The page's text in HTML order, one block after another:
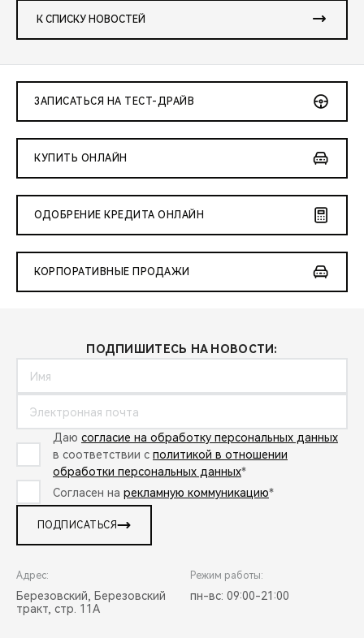
К СПИСКУ НОВОСТЕЙ
ЗАПИСАТЬСЯ НА ТЕСТ-ДРАЙВ
КУПИТЬ ОНЛАЙН
ОДОБРЕНИЕ КРЕДИТА ОНЛАЙН
КОРПОРАТИВНЫЕ ПРОДАЖИ
ПОДПИШИТЕСЬ НА НОВОСТИ:
Даю согласие на обработку персональных данных
в соответствии с политикой в отношении
обработки персональных данных*
Согласен на рекламную коммуникацию*
ПОДПИСАТЬСЯ
Адрес:
Березовский, Березовский
тракт, стр. 11А
Режим работы:
пн-вс: 09:00-21:00